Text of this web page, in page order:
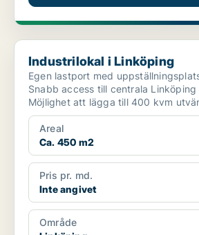
Industrilokal i Linköping
Industrilokal i Linköping
Egen lastport med
Snabb access till centrala Linköping
Möjlighet att lägga till 400 kvm
Areal
Ca. 450 m2
Pris pr. md.
Inte angivet
Område